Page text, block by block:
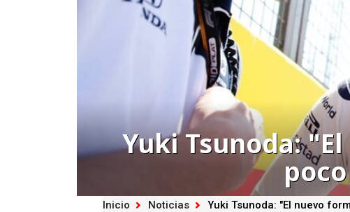
Yuki Tsunoda:
Inicio Noticias Yuki Tsunoda: "El nuevo